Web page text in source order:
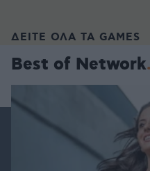
ΔΕΙΤΕ ΟΛΑ ΤΑ GAMES
Best of Network